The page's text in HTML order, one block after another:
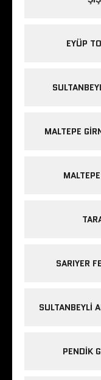
EYÜP
MALTEPE
SARIYER
SULTANBEYLI
PENDIK